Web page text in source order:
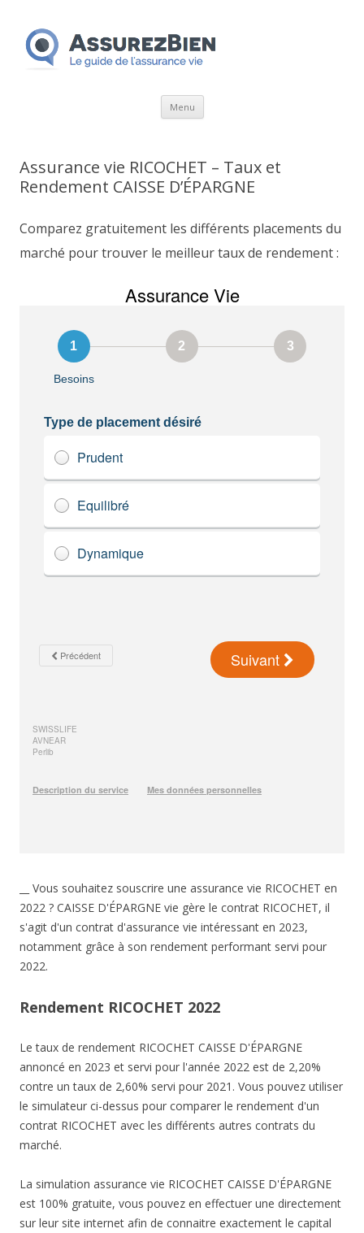
Menu Aller
Assurance vie RICOCHET – Taux et
Rendement CAISSE D’ÉPARGNE
Comparez gratuitement les différents placements du
marché pour trouver le meilleur taux de rendement :
__ Vous souhaitez souscrire une assurance vie RICOCHET en
2022 ? CAISSE D'ÉPARGNE vie gère le contrat RICOCHET, il
s'agit d'un contrat d'assurance vie intéressant en 2023,
notamment grâce à son rendement performant servi pour
2022.
Rendement RICOCHET 2022
Le taux de rendement RICOCHET CAISSE D'ÉPARGNE
annoncé en 2023 et servi pour l'année 2022 est de 2,20%
contre un taux de 2,60% servi pour 2021. Vous pouvez utiliser
le simulateur ci-dessus pour comparer le rendement d'un
contrat RICOCHET avec les différents autres contrats du
marché.
La simulation assurance vie RICOCHET CAISSE D'ÉPARGNE
est 100% gratuite, vous pouvez en effectuer une directement
sur leur site internet afin de connaitre exactement le capital